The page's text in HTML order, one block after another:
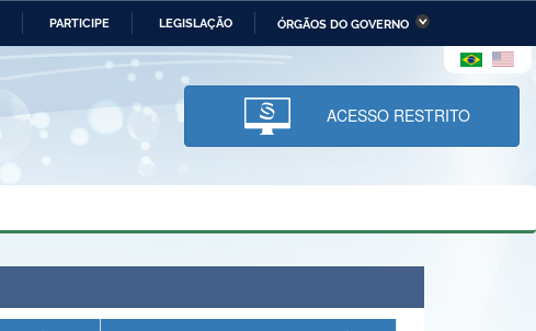
PARTICIPE LEGISLAÇÃO ÓRGÃOS DO GOVERNO
Ministério da Economia Ministério da Infraestrutura
Ministério da Ciência,
Tecnologia, Inovações e
Comunicações
e dos Direitos Humanos
Planalto
ACESSO RESTRITO